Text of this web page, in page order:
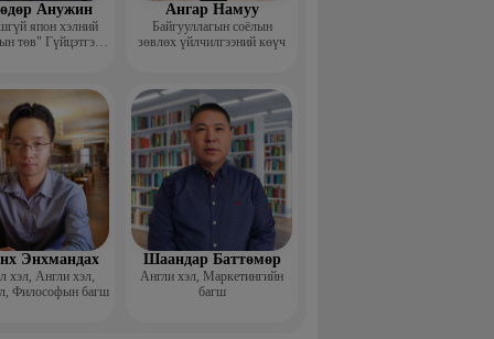
Анужин
япон хэлний
төв" Гүйцэтгэх
Ангар Намуу
Байгууллагын соёлын
зөвлөх үйлчилгээний көүч
Энхмандах
хэл, Англи хэл,
Философын багш
Шаандар Баттөмөр
Англи хэл, Маркетингийн
багш